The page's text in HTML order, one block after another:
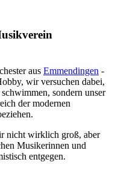
aus Emmendingen -
wir versuchen dabei,
sondern unser
der modernen
nicht wirklich groß, aber
Musikerinnen und
entgegen.